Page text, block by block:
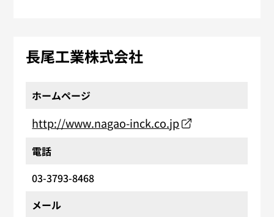
長尾工業株式会社
ホームページ
http://www.nagao-inck.co.jp
電話
03-3793-8468
メール